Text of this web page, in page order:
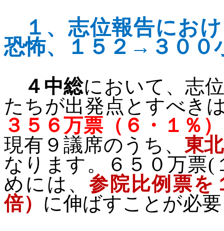
１、 志位報告にお
恐怖、１５２→３００
４中総において、志
たちが出発点とすべき
３５６万票（６・１％）
現有９議席のうち、 東
なります。６５０万票(
めには、参院比例票を
倍） に伸ばすことが必